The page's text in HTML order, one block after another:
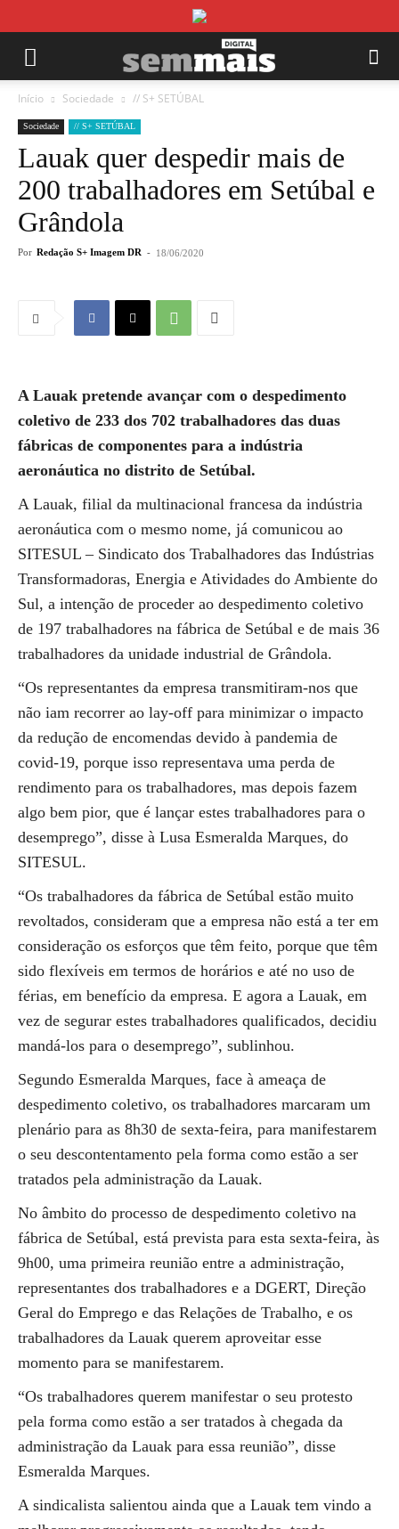
Início Sociedade // S+ SETÚBAL
Sociedade // S+ SETÚBAL
Lauak quer despedir mais de
200 trabalhadores em Setúbal e
Grândola
Por Redação S+ Imagem DR - 18/06/2020
A Lauak pretende avançar com o despedimento
coletivo de 233 dos 702 trabalhadores das duas
fábricas de componentes para a indústria
aeronáutica no distrito de Setúbal.
A Lauak, filial da multinacional francesa da indústria
aeronáutica com o mesmo nome, já comunicou ao
SITESUL – Sindicato dos Trabalhadores das Indústrias
Transformadoras, Energia e Atividades do Ambiente do
Sul, a intenção de proceder ao despedimento coletivo
de 197 trabalhadores na fábrica de Setúbal e de mais 36
trabalhadores da unidade industrial de Grândola.
“Os representantes da empresa transmitiram-nos que
não iam recorrer ao lay-off para minimizar o impacto
da redução de encomendas devido à pandemia de
covid-19, porque isso representava uma perda de
rendimento para os trabalhadores, mas depois fazem
algo bem pior, que é lançar estes trabalhadores para o
desemprego”, disse à Lusa Esmeralda Marques, do
SITESUL.
“Os trabalhadores da fábrica de Setúbal estão muito
revoltados, consideram que a empresa não está a ter em
consideração os esforços que têm feito, porque que têm
sido flexíveis em termos de horários e até no uso de
férias, em benefício da empresa. E agora a Lauak, em
vez de segurar estes trabalhadores qualificados, decidiu
mandá-los para o desemprego”, sublinhou.
Segundo Esmeralda Marques, face à ameaça de
despedimento coletivo, os trabalhadores marcaram um
plenário para as 8h30 de sexta-feira, para manifestarem
o seu descontentamento pela forma como estão a ser
tratados pela administração da Lauak.
No âmbito do processo de despedimento coletivo na
fábrica de Setúbal, está prevista para esta sexta-feira, às
9h00, uma primeira reunião entre a administração,
representantes dos trabalhadores e a DGERT, Direção
Geral do Emprego e das Relações de Trabalho, e os
trabalhadores da Lauak querem aproveitar esse
momento para se manifestarem.
“Os trabalhadores querem manifestar o seu protesto
pela forma como estão a ser tratados à chegada da
administração da Lauak para essa reunião”, disse
Esmeralda Marques.
A sindicalista salientou ainda que a Lauak tem vindo a